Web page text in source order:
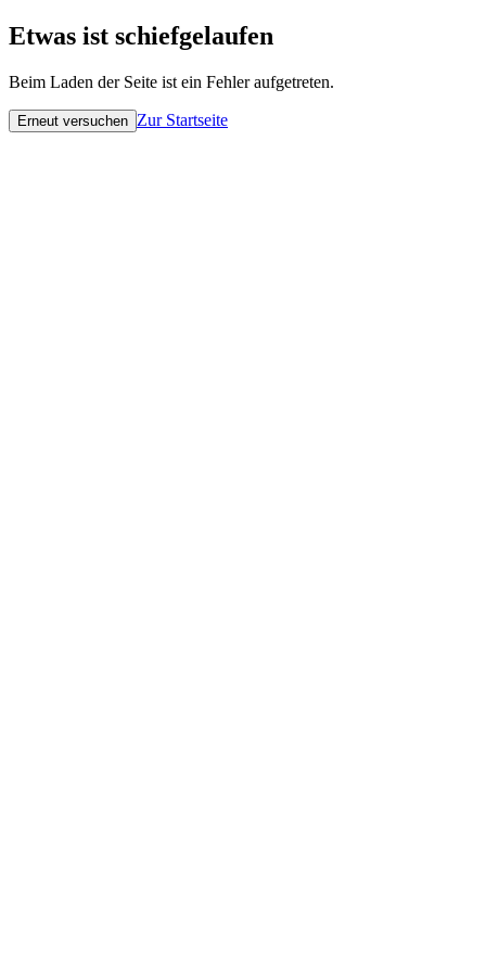
Etwas ist schiefgelaufen
Beim Laden der Seite ist ein Fehler aufgetreten.
Erneut versuchen Zur Startseite